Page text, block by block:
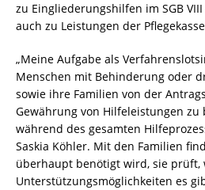
zu Eingliederungshilfen im SGB
auch zu Leistungen der
„Meine Aufgabe als
Menschen mit Behinderung oder
sowie ihre Familien von der
Gewährung von Hilfeleistungen zu
während des gesamten
Saskia Köhler. Mit den Familien
überhaupt benötigt wird, sie prüft,
Unterstützungsmöglichkeiten es